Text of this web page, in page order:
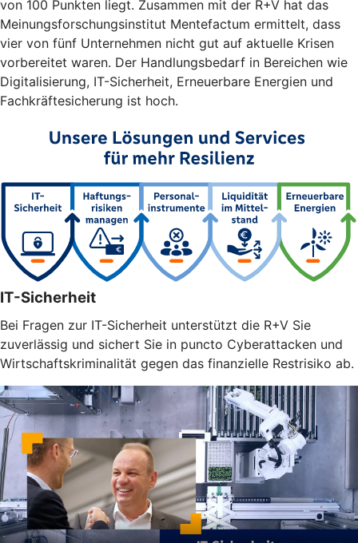
von 100 Punkten liegt. Zusammen mit der R+V hat das
Meinungsforschungsinstitut Mentefactum ermittelt, dass
vier von fünf Unternehmen nicht gut auf aktuelle Krisen
vorbereitet waren. Der Handlungsbedarf in Bereichen wie
Digitalisierung, IT-Sicherheit, Erneuerbare Energien und
Fachkräftesicherung ist hoch.
IT-Sicherheit
Bei Fragen zur IT-Sicherheit unterstützt die R+V Sie
zuverlässig und sichert Sie in puncto Cyberattacken und
Wirtschaftskriminalität gegen das finanzielle Restrisiko ab.